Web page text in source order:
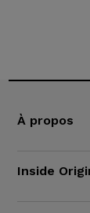
À propos
Inside